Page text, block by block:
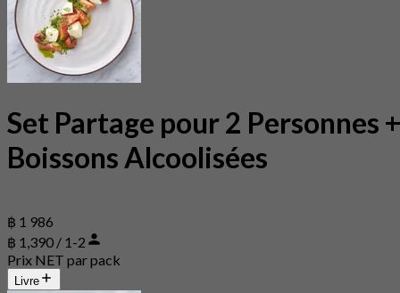
Set Partage pour 2 Personnes +
Boissons Alcoolisées
฿ 1 986
฿ 1,390 / 1-2
Prix NET par pack
Livre